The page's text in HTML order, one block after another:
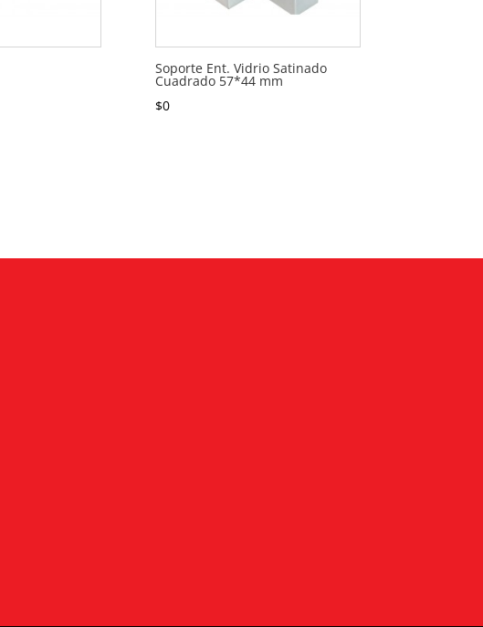
Soporte Ent. Vidrio Satinado
Cuadrado 57*44 mm
$0